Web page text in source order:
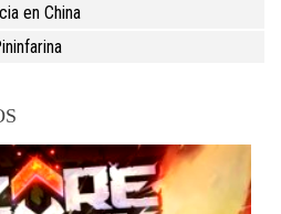
en China